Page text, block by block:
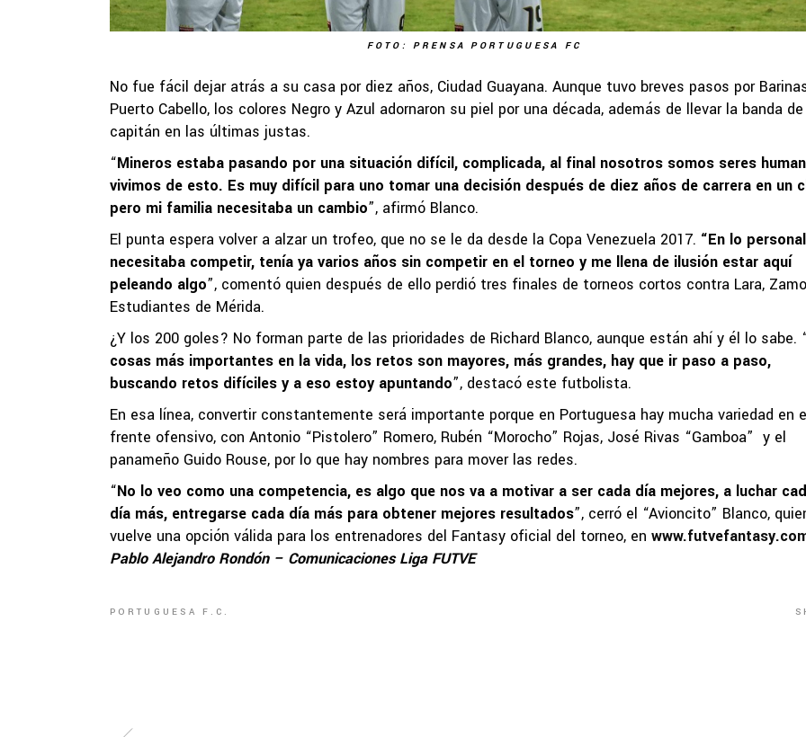
FOTO: PRENSA PORTUGUESA FC
No fue fácil dejar atrás a su casa por diez años, Ciudad Guayana. Aunque tuvo breves pasos por
Puerto Cabello, los colores Negro y Azul adornaron su piel por una década, además de llevar la banda de
capitán en las últimas justas.
“Mineros estaba pasando por una situación difícil, complicada, al final nosotros somos seres
vivimos de esto. Es muy difícil para uno tomar una decisión después de diez años de carrera en un
pero mi familia necesitaba un cambio”, afirmó Blanco.
El punta espera volver a alzar un trofeo, que no se le da desde la Copa Venezuela 2017. “En lo personal
necesitaba competir, tenía ya varios años sin competir en el torneo y me llena de ilusión estar aquí
peleando algo”, comentó quien después de ello perdió tres finales de torneos cortos contra Lara,
Estudiantes de Mérida.
¿Y los 200 goles? No forman parte de las prioridades de Richard Blanco, aunque están ahí y él lo sabe.
cosas más importantes en la vida, los retos son mayores, más grandes, hay que ir paso a paso,
buscando retos difíciles y a eso estoy apuntando”, destacó este futbolista.
En esa línea, convertir constantemente será importante porque en Portuguesa hay mucha variedad en
frente ofensivo, con Antonio “Pistolero” Romero, Rubén “Morocho” Rojas, José Rivas “Gamboa” y el
panameño Guido Rouse, por lo que hay nombres para mover las redes.
“No lo veo como una competencia, es algo que nos va a motivar a ser cada día mejores, a luchar
día más, entregarse cada día más para obtener mejores resultados”, cerró el “Avioncito” Blanco,
vuelve una opción válida para los entrenadores del Fantasy oficial del torneo, en
Pablo Alejandro Rondón – Comunicaciones Liga FUTVE
PORTUGUESA F.C.